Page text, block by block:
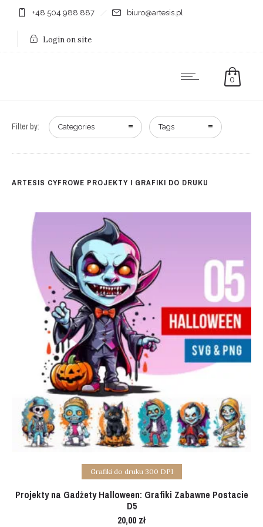
+48 504 988 887 biuro@artesis.pl
Login on site
0
Filter by: Categories Tags
ARTESIS CYFROWE PROJEKTY I GRAFIKI DO DRUKU
Add to cart
Grafiki do druku 300 DPI
Projekty na Gadżety Halloween: Grafiki Zabawne Postacie
D5
20,00 zł